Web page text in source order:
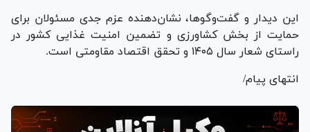
این دیدار و گفت‌وگوها، نشان‌دهنده عزم جدی مسئولان برای
حمایت از بخش کشاورزی و تضمین امنیت غذایی کشور در
راستای شعار سال ۱۴۰۵ و تحقق اقتصاد مقاومتی است.
انتهای پیام/